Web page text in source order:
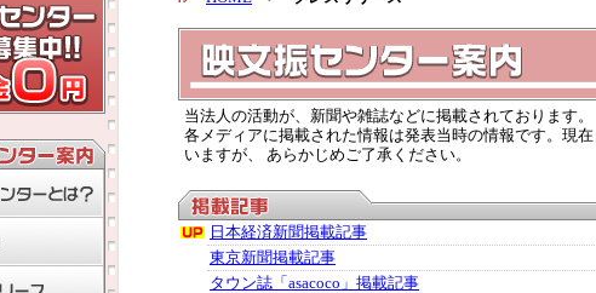
当法人の活動が、新聞や雑誌などに掲載されております。
各メディアに掲載された情報は発表当時の情報です。現
いますが、 あらかじめご了承ください。
日本経済新聞掲載記事
東京新聞掲載記事
タウン誌「asacoco」掲載記事